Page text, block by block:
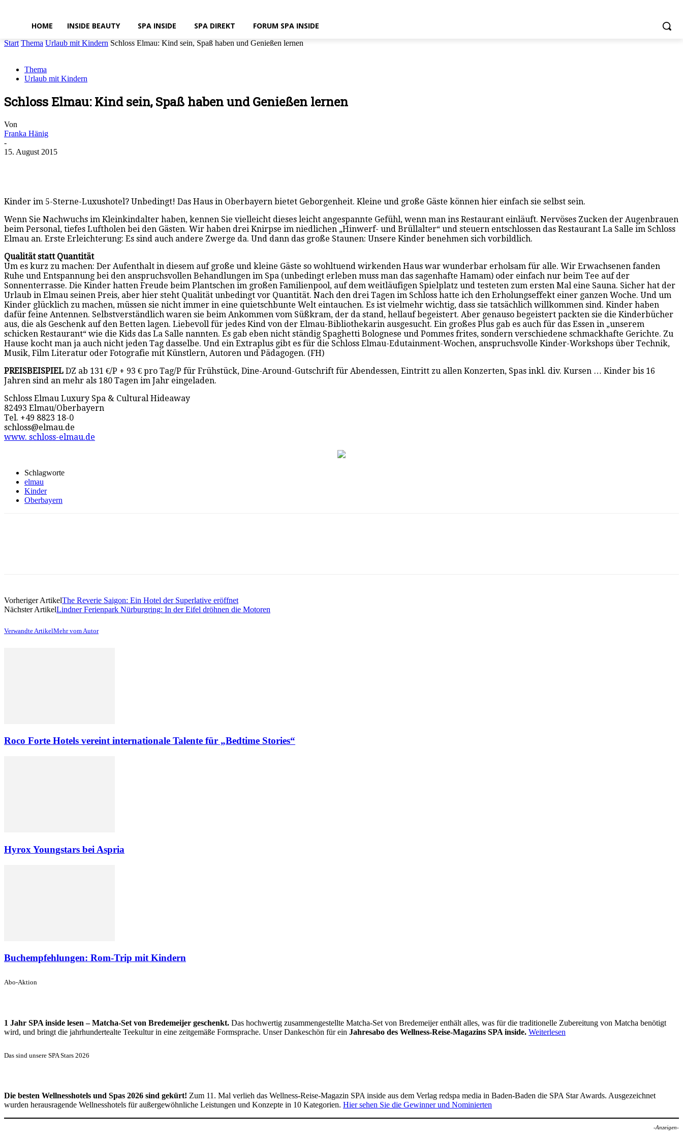
HOME INSIDE BEAUTY SPA INSIDE SPA DIREKT FORUM SPA INSIDE
Start Thema Urlaub mit Kindern Schloss Elmau: Kind sein, Spaß haben und Genießen lernen
Thema
Urlaub mit Kindern
Schloss Elmau: Kind sein, Spaß haben und Genießen lernen
Von
Franka Hänig
-
15. August 2015
Kinder im 5-Sterne-Luxushotel? Unbedingt! Das Haus in Oberbayern bietet Geborgenheit. Kleine und große Gäste können hier einfach sie selbst sein.
Wenn Sie Nachwuchs im Kleinkindalter haben, kennen Sie vielleicht dieses leicht angespannte Gefühl, wenn man ins Restaurant einläuft. Nervöses Zucken der Augenbrauen
beim Personal, tiefes Luftholen bei den Gästen. Wir haben drei Knirpse im niedlichen „Hinwerf- und Brüllalter“ und steuern entschlossen das Restaurant La Salle im Schloss
Elmau an. Erste Erleichterung: Es sind auch andere Zwerge da. Und dann das große Staunen: Unsere Kinder benehmen sich vorbildlich.
Qualität statt Quantität
Um es kurz zu machen: Der Aufenthalt in diesem auf große und kleine Gäste so wohltuend wirkenden Haus war wunderbar erholsam für alle. Wir Erwachsenen fanden
Ruhe und Entspannung bei den anspruchsvollen Behandlungen im Spa (unbedingt erleben muss man das sagenhafte Hamam) oder einfach nur beim Tee auf der
Sonnenterrasse. Die Kinder hatten Freude beim Plantschen im großen Familienpool, auf dem weitläufigen Spielplatz und testeten zum ersten Mal eine Sauna. Sicher hat der
Urlaub in Elmau seinen Preis, aber hier steht Qualität unbedingt vor Quantität. Nach den drei Tagen im Schloss hatte ich den Erholungseffekt einer ganzen Woche. Und um
Kinder glücklich zu machen, müssen sie nicht immer in eine quietschbunte Welt eintauchen. Es ist vielmehr wichtig, dass sie tatsächlich willkommen sind. Kinder haben
dafür feine Antennen. Selbstverständlich waren sie beim Ankommen vom Süßkram, der da stand, hellauf begeistert. Aber genauso begeistert packten sie die Kinderbücher
aus, die als Geschenk auf den Betten lagen. Liebevoll für jedes Kind von der Elmau-Bibliothekarin ausgesucht. Ein großes Plus gab es auch für das Essen in „unserem
schicken Restaurant“ wie die Kids das La Salle nannten. Es gab eben nicht ständig Spaghetti Bolognese und Pommes frites, sondern verschiedene schmackhafte Gerichte. Zu
Hause kocht man ja auch nicht jeden Tag dasselbe. Und ein Extraplus gibt es für die Schloss Elmau-Edutainment-Wochen, anspruchsvolle Kinder-Workshops über Technik,
Musik, Film Literatur oder Fotografie mit Künstlern, Autoren und Pädagogen. (FH)
PREISBEISPIEL DZ ab 131 €/P + 93 € pro Tag/P für Frühstück, Dine-Around-Gutschrift für Abendessen, Eintritt zu allen Konzerten, Spas inkl. div. Kursen … Kinder bis 16
Jahren sind an mehr als 180 Tagen im Jahr eingeladen.
Schloss Elmau Luxury Spa & Cultural Hideaway
82493 Elmau/Oberbayern
Tel. +49 8823 18-0
schloss@elmau.de
www. schloss-elmau.de
Schlagworte
elmau
Kinder
Oberbayern
Vorheriger ArtikelThe Reverie Saigon: Ein Hotel der Superlative eröffnet
Nächster ArtikelLindner Ferienpark Nürburgring: In der Eifel dröhnen die Motoren
Verwandte ArtikelMehr vom Autor
Roco Forte Hotels vereint internationale Talente für „Bedtime Stories“
Hyrox Youngstars bei Aspria
Buchempfehlungen: Rom-Trip mit Kindern
Abo-Aktion
1 Jahr SPA inside lesen – Matcha-Set von Bredemeijer geschenkt. Das hochwertig zusammengestellte Matcha-Set von Bredemeijer enthält alles, was für die traditionelle Zubereitung von Matcha benötigt
wird, und bringt die jahrhundertealte Teekultur in eine zeitgemäße Formsprache. Unser Dankeschön für ein Jahresabo des Wellness-Reise-Magazins SPA inside. Weiterlesen
Das sind unsere SPA Stars 2026
Die besten Wellnesshotels und Spas 2026 sind gekürt! Zum 11. Mal verlieh das Wellness-Reise-Magazin SPA inside aus dem Verlag redspa media in Baden-Baden die SPA Star Awards. Ausgezeichnet
wurden herausragende Wellnesshotels für außergewöhnliche Leistungen und Konzepte in 10 Kategorien. Hier sehen Sie die Gewinner und Nominierten
-Anzeigen-